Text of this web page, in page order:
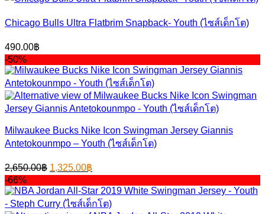
Chicago Bulls Ultra Flatbrim Snapback- Youth (ไซส์เด็กโต)
490.00฿
-50%
Milwaukee Bucks Nike Icon Swingman Jersey Giannis
Antetokounmpo – Youth (ไซส์เด็กโต)
2,650.00฿ Original
price
was:
2,650.00฿.
1,325.00฿
price
is:
1,325.00฿.
-66%